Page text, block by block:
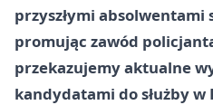
przyszłymi absolwentami
promując zawód
przekazujemy aktualne
kandydatami do służby